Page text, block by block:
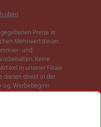
oben
Preise in
Mehrwertsteuer.
und
Keine
in unserer Filiale
diesen direkt in der
o.g. Werbebeginn
Es ist nicht
Artikel zu Beginn der
in einer
Ihnen gerne weiter.